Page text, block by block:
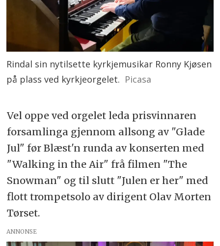
Rindal sin nytilsette kyrkjemusikar Ronny Kjøsen
på plass ved kyrkjeorgelet. Picasa
Vel oppe ved orgelet leda prisvinnaren
forsamlinga gjennom allsong av "Glade
Jul" før Blæst'n runda av konserten med
"Walking in the Air" frå filmen "The
Snowman" og til slutt "Julen er her" med
flott trompetsolo av dirigent Olav Morten
Tørset.
ANNONSE